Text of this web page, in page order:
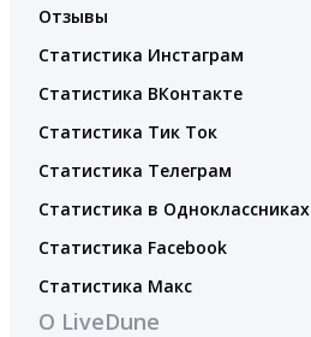
Отзывы
Статистика Инстаграм
Статистика ВКонтакте
Статистика Тик Ток
Статистика Телеграм
Статистика в Одноклассниках
Статистика Facebook
Статистика Макс
О LiveDune